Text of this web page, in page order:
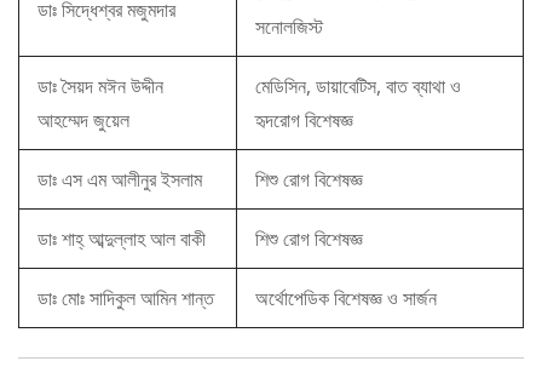
ডাঃ সিদ্ধেশ্বর মজুমদার
সনোলজিস্ট
ডাঃ সৈয়দ মঈন উদ্দীন
আহম্মেদ জুয়েল
মেডিসিন, ডায়াবেটিস, বাত ব্যাথা ও
হৃদরোগ বিশেষজ্ঞ
ডাঃ এস এম আলীনুর ইসলাম শিশু রোগ বিশেষজ্ঞ
ডাঃ শাহ্ আব্দুল্লাহ আল বাকী শিশু রোগ বিশেষজ্ঞ
ডাঃ মোঃ সাদিকুল আমিন শান্ত অর্থোপেডিক বিশেষজ্ঞ ও সার্জন